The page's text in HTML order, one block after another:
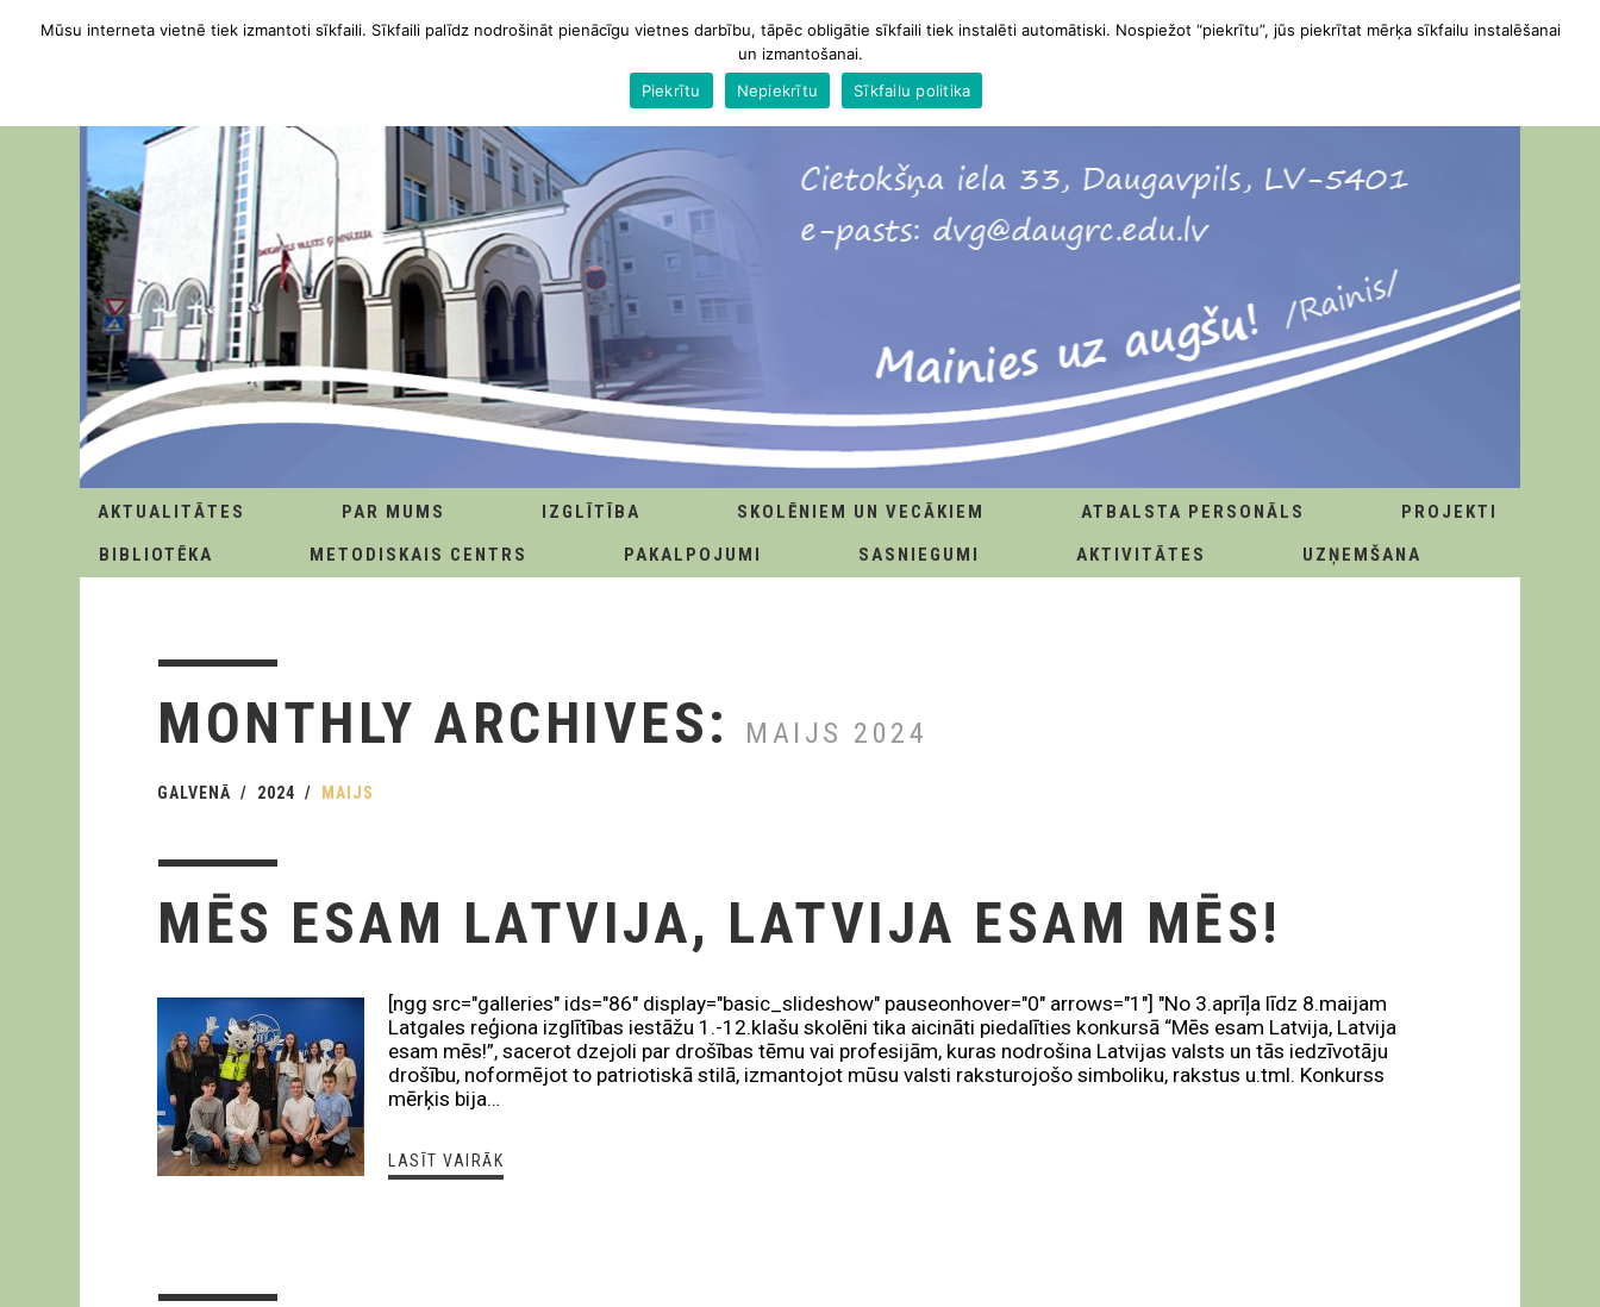
AKTUALITĀTES PAR MUMS IZGLĪTĪBA SKOLĒNIEM UN VECĀKIEM ATBALSTA PERSONĀLS
PROJEKTI
BIBLIOTĒKA
METODISKAIS CENTRS PAKALPOJUMI SASNIEGUMI AKTIVITĀTES UZŅEMŠANA
MONTHLY ARCHIVES: MAIJS 2024
GALVENĀ 2024 MAIJS
MĒS ESAM LATVIJA, LATVIJA ESAM MĒS!
[ngg src="galleries" ids="86" display="basic_slideshow" pauseonhover="0" arrows="1"] "No 3.aprīļa līdz 8.maijam
Latgales reģiona izglītības iestāžu 1.-12.klašu skolēni tika aicināti piedalīties konkursā “Mēs esam Latvija, Latvija
esam mēs!”, sacerot dzejoli par drošības tēmu vai profesijām, kuras nodrošina Latvijas valsts un tās iedzīvotāju
drošību, noformējot to patriotiskā stilā, izmantojot mūsu valsti raksturojošo simboliku, rakstus u.tml. Konkurss
mērķis bija…
LASĪT VAIRĀK
Mūsu interneta vietnē tiek izmantoti sīkfaili. Sīkfaili palīdz nodrošināt pienācīgu vietnes darbību, tāpēc obligātie sīkfaili tiek instalēti automātiski. Nospiežot “piekrītu”, jūs piekrītat mērķa sīkfailu instalēšanai
un izmantošanai.
Piekrītu
Nepiekrītu Sīkfailu politika